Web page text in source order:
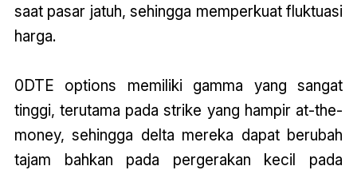
saat pasar jatuh, sehingga memperkuat fluktuasi
harga.
0DTE options memiliki gamma yang sangat
tinggi, terutama pada strike yang hampir at-the-
money, sehingga delta mereka dapat berubah
tajam bahkan pada pergerakan kecil pada